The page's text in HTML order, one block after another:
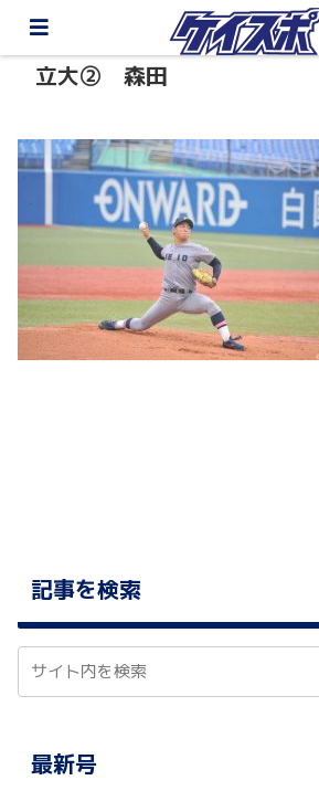
立大② 森田
記事を検索
最新号